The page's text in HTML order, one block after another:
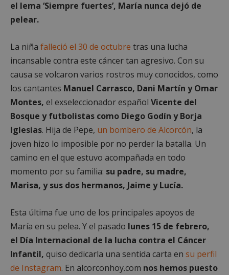
el lema ‘Siempre fuertes’, María nunca dejó de
pelear.
La niña falleció el 30 de octubre tras una lucha
incansable contra este cáncer tan agresivo. Con su
causa se volcaron varios rostros muy conocidos, como
los cantantes Manuel Carrasco, Dani Martín y Omar
Montes, el exseleccionador español Vicente del
Bosque y futbolistas como Diego Godín y Borja
Iglesias. Hija de Pepe, un bombero de Alcorcón, la
joven hizo lo imposible por no perder la batalla. Un
camino en el que estuvo acompañada en todo
momento por su familia: su padre, su madre,
Marisa, y sus dos hermanos, Jaime y Lucía.
Esta última fue uno de los principales apoyos de
María en su pelea. Y el pasado lunes 15 de febrero,
el Día Internacional de la lucha contra el Cáncer
Infantil, quiso dedicarla una sentida carta en su perfil
de Instagram. En alcorconhoy.com nos hemos puesto